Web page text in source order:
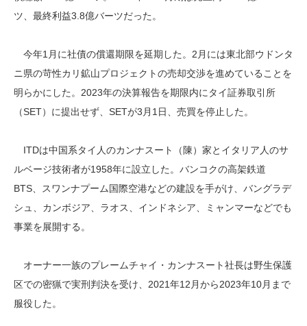
ツ、最終利益3.8億バーツだった。
今年1月に社債の償還期限を延期した。2月には東北部ウドンタ
ニ県の苛性カリ鉱山プロジェクトの売却交渉を進めていることを
明らかにした。2023年の決算報告を期限内にタイ証券取引所
（SET）に提出せず、SETが3月1日、売買を停止した。
ITDは中国系タイ人のカンナスート（陳）家とイタリア人のサ
ルベージ技術者が1958年に設立した。バンコクの高架鉄道
BTS、スワンナプーム国際空港などの建設を手がけ、バングラデ
シュ、カンボジア、ラオス、インドネシア、ミャンマーなどでも
事業を展開する。
オーナー一族のプレームチャイ・カンナスート社長は野生保護
区での密猟で実刑判決を受け、2021年12月から2023年10月まで
服役した。